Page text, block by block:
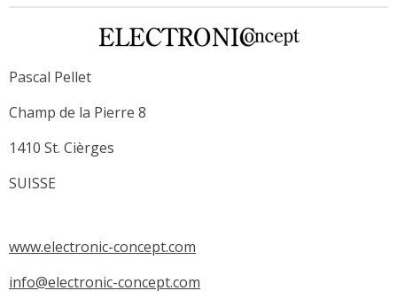
Pascal Pellet
Champ de la Pierre 8
1410 St. Cièrges
SUISSE
www.electronic-concept.com
info@electronic-concept.com